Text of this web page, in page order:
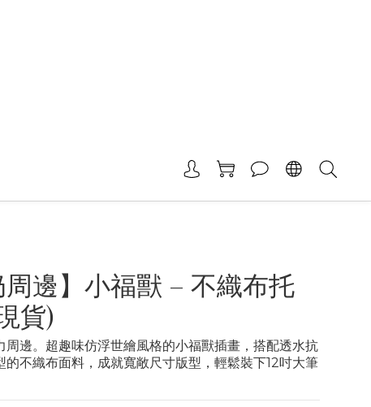
周邊】小福獸 – 不織布托
貨)
周邊。超趣味仿浮世繪風格的小福獸插畫，搭配透水抗
的不織布面料，成就寬敞尺寸版型，輕鬆裝下12吋大筆